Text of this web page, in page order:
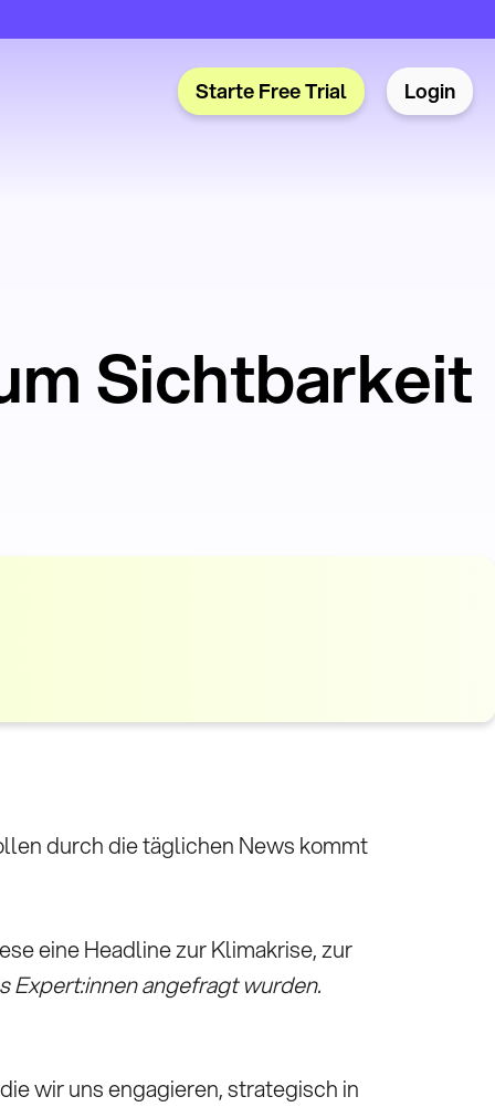
Starte Free Trial Login
Sichtbarkeit
durch die täglichen News kommt
eine Headline zur Klimakrise, zur
Expert:innenangefragt wurden.
wir uns engagieren, strategisch in